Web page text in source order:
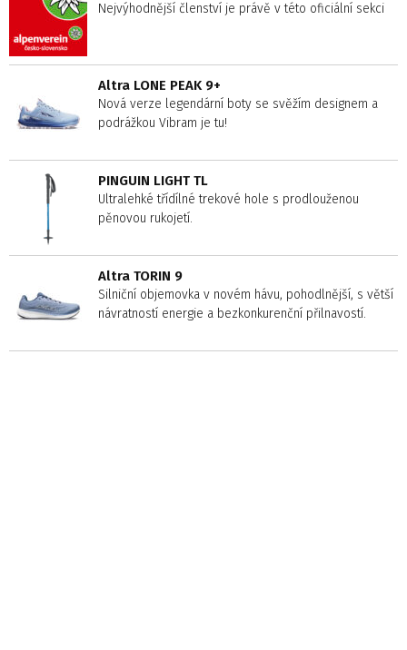
Nejvýhodnější členství je právě v této oficiální sekci
Altra LONE PEAK 9+
Nová verze legendární boty se svěžím designem a
podrážkou Vibram je tu!
PINGUIN LIGHT TL
Ultralehké třídílné trekové hole s prodlouženou
pěnovou rukojetí.
Altra TORIN 9
Silniční objemovka v novém hávu, pohodlnější, s větší
návratností energie a bezkonkurenční přilnavostí.